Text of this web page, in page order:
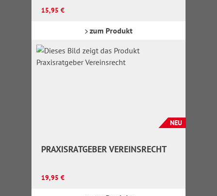
Regulärer Preis:
15,95 €
zum Produkt
NEU
PRAXISRATGEBER VEREINSRECHT
Regulärer Preis:
19,95 €